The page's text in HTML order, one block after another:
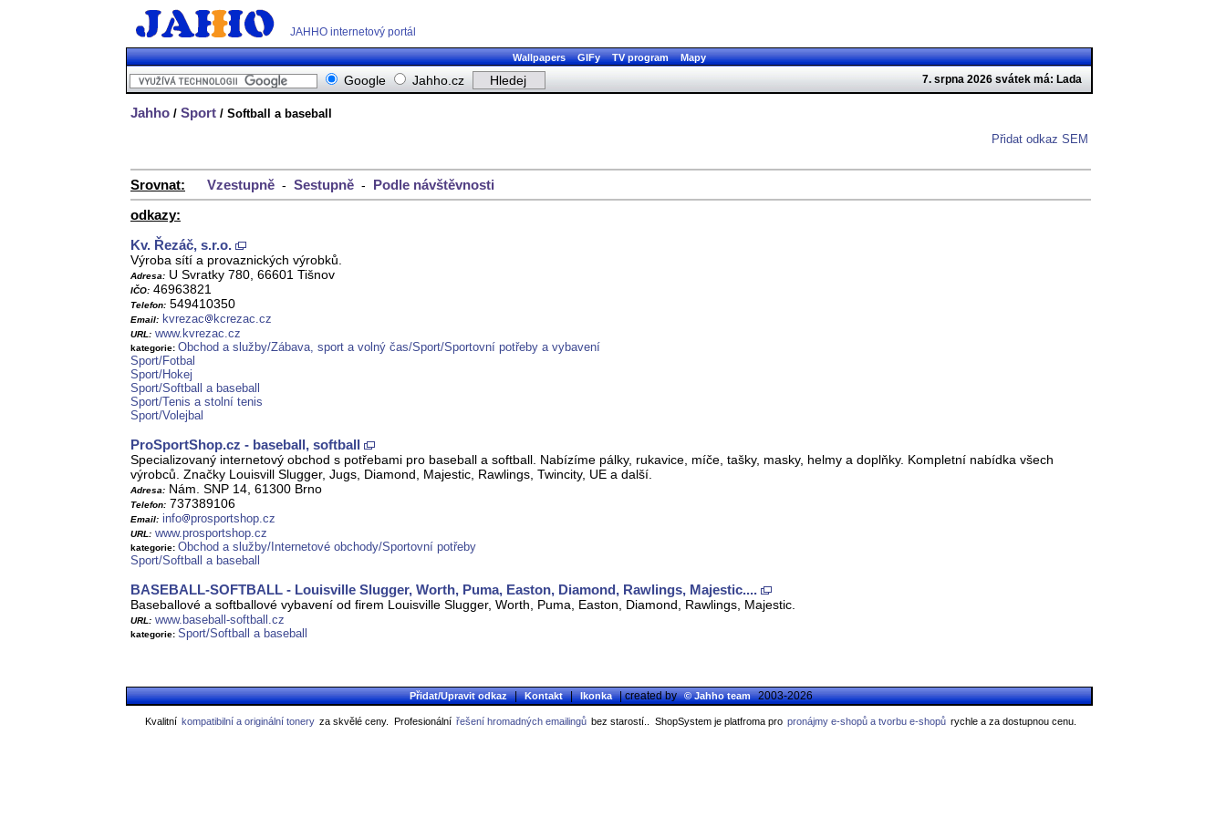
JAHHO internetový portál
Wallpapers GIFy TV program Mapy
7. srpna 2026 svátek má: Lada
Google Jahho.cz
Jahho / Sport / Softball a baseball
Přidat odkaz SEM
Srovnat: Vzestupně - Sestupně - Podle návštěvnosti
odkazy:
Kv. Řezáč, s.r.o.
Výroba sítí a provaznických výrobků.
Adresa: U Svratky 780, 66601 Tišnov
IČO: 46963821
Telefon: 549410350
Email: kvrezac kcrezac.cz
URL: www.kvrezac.cz
kategorie: Obchod a služby/Zábava, sport a volný čas/Sport/Sportovní potřeby a vybavení
Sport/Fotbal
Sport/Hokej
Sport/Softball a baseball
Sport/Tenis a stolní tenis
Sport/Volejbal
ProSportShop.cz - baseball, softball
Specializovaný internetový obchod s potřebami pro baseball a softball. Nabízíme pálky, rukavice, míče, tašky, masky, helmy a doplňky. Kompletní nabídka všech
výrobců. Značky Louisvill Slugger, Jugs, Diamond, Majestic, Rawlings, Twincity, UE a další.
Adresa: Nám. SNP 14, 61300 Brno
Telefon: 737389106
Email: info prosportshop.cz
URL: www.prosportshop.cz
kategorie: Obchod a služby/Internetové obchody/Sportovní potřeby
Sport/Softball a baseball
BASEBALL-SOFTBALL - Louisville Slugger, Worth, Puma, Easton, Diamond, Rawlings, Majestic....
Baseballové a softballové vybavení od firem Louisville Slugger, Worth, Puma, Easton, Diamond, Rawlings, Majestic.
URL: www.baseball-softball.cz
kategorie: Sport/Softball a baseball
Přidat/Upravit odkaz | Kontakt | Ikonka | created by © Jahho team 2003-2026
Kvalitní kompatibilní a originální tonery za skvělé ceny. Profesionální řešení hromadných emailingů bez starostí.. ShopSystem je platfroma pro pronájmy e-shopů a tvorbu e-shopů rychle a za dostupnou cenu.